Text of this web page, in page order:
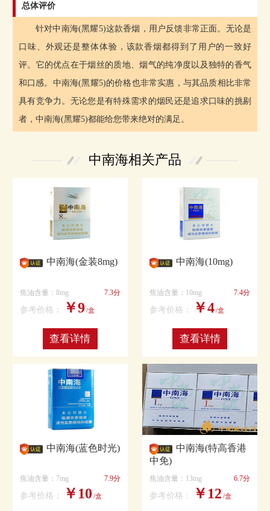
总体评价
针对中南海(黑耀5)这款香烟，用户反馈非常正面。无论是
口味、外观还是整体体验，该款香烟都得到了用户的一致好
评。它的优点在于烟丝的质地、烟气的纯净度以及独特的香气
和口感。中南海(黑耀5)的价格也非常实惠，与其品质相比非常
具有竞争力。无论您是有特殊需求的烟民还是追求口味的挑剔
者，中南海(黑耀5)都能给您带来绝对的满足。
中南海相关产品
中南海(金装8mg)
焦油含量：8mg 7.3分
参考价格： ￥9/盒
查看详情
中南海(10mg)
焦油含量：10mg 7.4分
参考价格： ￥4/盒
查看详情
中南海(蓝色时光)
焦油含量：7mg 7.9分
参考价格： ￥10 /盒
中南海(特高香港
中免)
焦油含量：13mg 6.7分
参考价格： ￥12 /盒